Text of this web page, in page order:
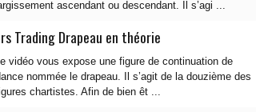
ascendant ou descendant. Il s’agi ...
Trading Drapeau en théorie
vidéo vous expose une figure de continuation de
nommée le drapeau. Il s’agit de la douzième des
chartistes. Afin de bien êt ...